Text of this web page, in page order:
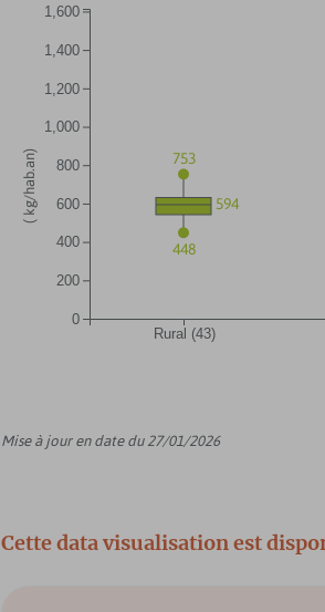
Rural (43)
0
200
400
600
800
1,000
1,200
1,400
1,600
( kg/hab.an) 594
753
448
Mise à jour en date du 27/01/2026
Cette data visualisation est